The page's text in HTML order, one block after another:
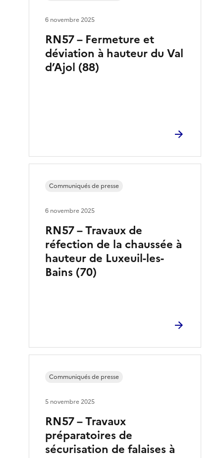
RN57 – Fermeture et
déviation à hauteur du Val
d’Ajol (88)
6 novembre 2025
RN57 – Travaux de
réfection de la chaussée à
hauteur de Luxeuil-les-
Bains (70)
Communiqués de presse
6 novembre 2025
RN57 – Travaux
préparatoires de
sécurisation de falaises à
Communiqués de presse
5 novembre 2025